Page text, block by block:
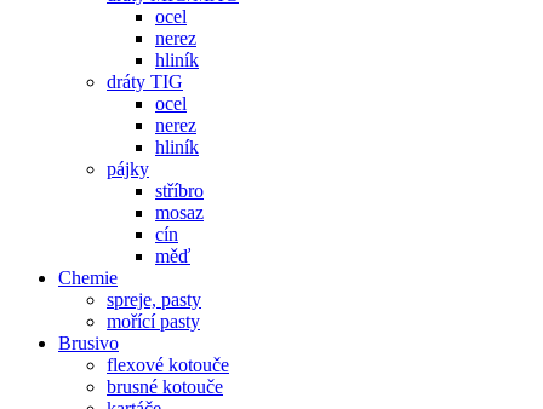
ocel
nerez
hliník
dráty TIG
ocel
nerez
hliník
pájky
stříbro
mosaz
cín
měď
Chemie
spreje, pasty
mořící pasty
Brusivo
flexové kotouče
brusné kotouče